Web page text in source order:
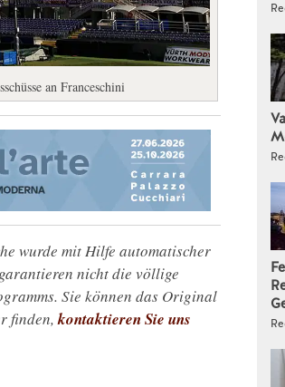
an Franceschini
wurde mit Hilfe automatischer
nicht die völlige
Sie können das Original
finden,kontaktieren Sie uns